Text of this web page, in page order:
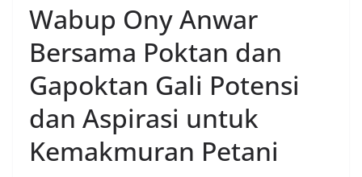
Wabup Ony Anwar
Bersama Poktan dan
Gapoktan Gali Potensi
dan Aspirasi untuk
Kemakmuran Petani